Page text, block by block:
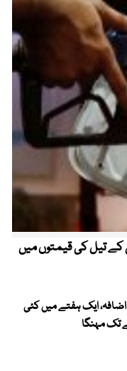
کے تیل کی قیمتوں میں
ایک ہفتے میں کئی